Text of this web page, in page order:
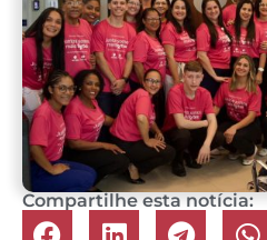
Compartilhe esta notícia: